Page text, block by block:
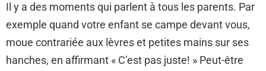
Il y a des moments qui parlent à tous les parents. Par
exemple quand votre enfant se campe devant vous,
moue contrariée aux lèvres et petites mains sur ses
hanches, en affirmant « C’est pas juste! » Peut-être